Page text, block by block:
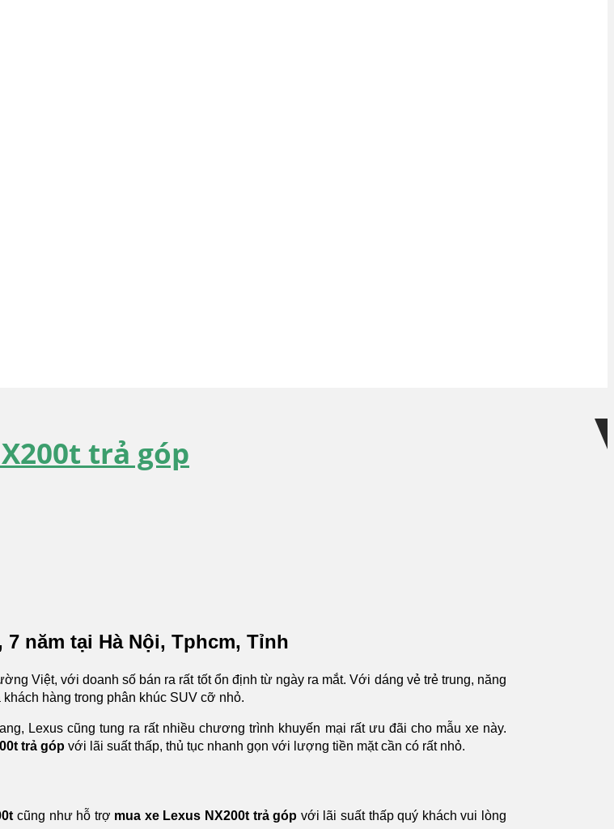
trả góp
năm tại Hà Nội, Tphcm, Tỉnh
Việt, với doanh số bán ra rất tốt ổn định từ ngày ra mắt. Với dáng vẻ trẻ trung, năng
hàng trong phân khúc SUV cỡ nhỏ.
Lexus cũng tung ra rất nhiều chương trình khuyến mại rất ưu đãi cho mẫu xe này.
trả góp với lãi suất thấp, thủ tục nhanh gọn với lượng tiền mặt cần có rất nhỏ.
cũng như hỗ trợ mua xe Lexus NX200t trả góp với lãi suất thấp quý khách vui lòng